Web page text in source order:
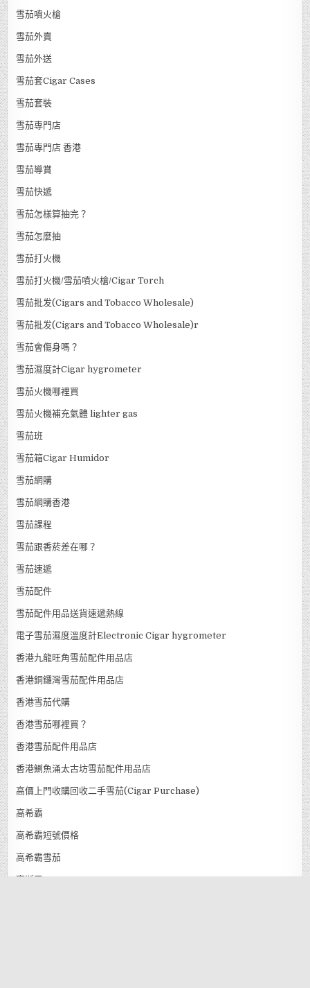
雪茄噴火槍
雪茄外賣
雪茄外送
雪茄套Cigar Cases
雪茄套裝
雪茄專門店
雪茄專門店 香港
雪茄導賞
雪茄快遞
雪茄怎樣算抽完？
雪茄怎麼抽
雪茄打火機
雪茄打火機/雪茄噴火槍/Cigar Torch
雪茄批发(Cigars and Tobacco Wholesale)
雪茄批发(Cigars and Tobacco Wholesale)r
雪茄會傷身嗎？
雪茄濕度計Cigar hygrometer
雪茄火機哪裡買
雪茄火機補充氣體 lighter gas
雪茄班
雪茄箱Cigar Humidor
雪茄網購
雪茄網購香港
雪茄課程
雪茄跟香菸差在哪？
雪茄速遞
雪茄配件
雪茄配件用品送貨速遞熱線
電子雪茄濕度溫度計Electronic Cigar hygrometer
香港九龍旺角雪茄配件用品店
香港銅鑼灣雪茄配件用品店
香港雪茄代購
香港雪茄哪裡買？
香港雪茄配件用品店
香港鰂魚涌太古坊雪茄配件用品店
高價上門收購回收二手雪茄(Cigar Purchase)
高希霸
高希霸短號價格
高希霸雪茄
高斯巴